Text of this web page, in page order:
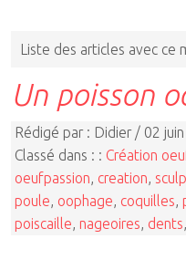
Liste des articles avec ce
Un poisson
Rédigé par : Didier / 02
Classé dans : : Création
oeufpassion creation
poule oophage coquilles
poiscaille nageoires dents